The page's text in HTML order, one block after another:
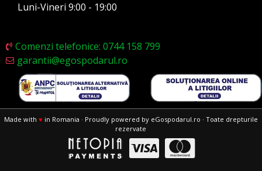
Luni-Vineri 9:00 - 19:00
Comenzi telefonice: 0744 158 799
garantii@egospodarul.ro
Made with ♥ in Romania · Proudly powered by eGospodarul.ro · Toate drepturile
rezervate